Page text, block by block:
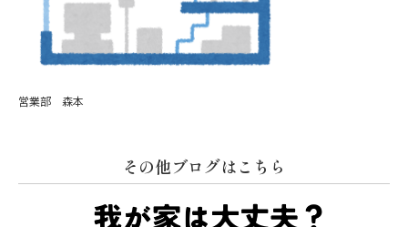
営業部 森本
その他ブログはこちら